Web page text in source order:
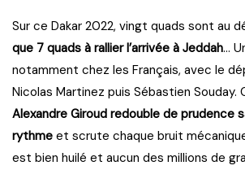
Sur ce Dakar 2022, vingt quads sont au
que 7 quads à rallier l’arrivée à Jeddah…
notamment chez les Français, avec le
Nicolas Martinez puis Sébastien Souday.
Alexandre Giroud redouble de prudence
rythme et scrute chaque bruit
est bien huilé et aucun des millions de